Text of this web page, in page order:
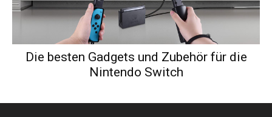
Die besten Gadgets und Zubehör für die
Nintendo Switch